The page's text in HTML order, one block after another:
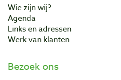
Wie zijn wij?
Agenda
Links en adressen
Werk van klanten
Bezoek ons